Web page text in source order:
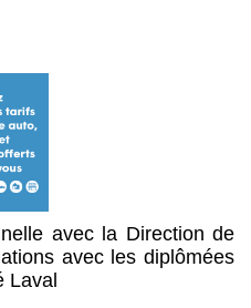
avec la Direction de
avec les diplômées
Laval